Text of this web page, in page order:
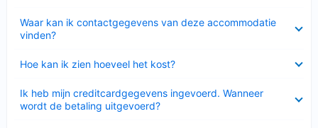
Waar kan ik contactgegevens van deze accommodatie
vinden?
Hoe kan ik zien hoeveel het kost?
Ik heb mijn creditcardgegevens ingevoerd. Wanneer
wordt de betaling uitgevoerd?